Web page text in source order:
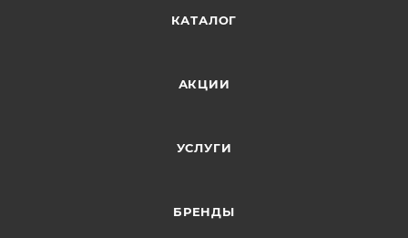
КАТАЛОГ
АКЦИИ
УСЛУГИ
БРЕНДЫ